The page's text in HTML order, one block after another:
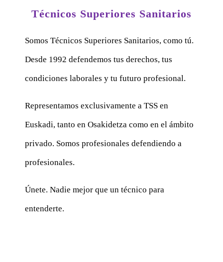
Técnicos Superiores Sanitarios
Somos Técnicos Superiores Sanitarios, como tú.
Desde 1992 defendemos tus derechos, tus
condiciones laborales y tu futuro profesional.
Representamos exclusivamente a TSS en
Euskadi, tanto en Osakidetza como en el ámbito
privado. Somos profesionales defendiendo a
profesionales.
Únete. Nadie mejor que un técnico para
entenderte.